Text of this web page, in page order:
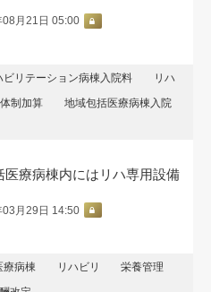
月21日 05:00
ビリテーション病棟入院料
リハ
制加算
地域包括医療病棟入院
医療病棟内にはリハ専用設備
月29日 14:50
療病棟 リハビリ
栄養管理